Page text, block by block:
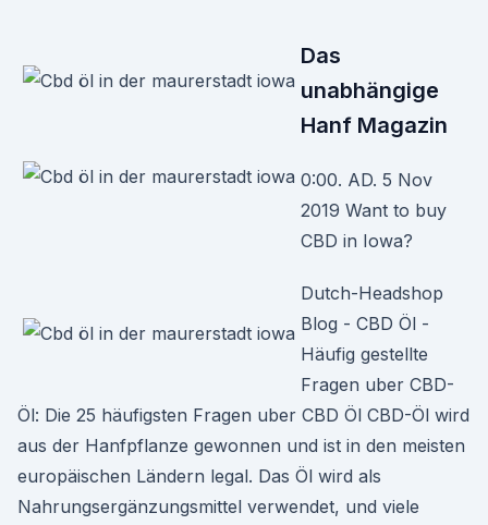
Das
unabhängige
Hanf Magazin
0:00. AD. 5 Nov
2019 Want to buy
CBD in Iowa?
Dutch-Headshop
Blog - CBD Öl -
Häufig gestellte
Fragen uber CBD-
Öl: Die 25 häufigsten Fragen uber CBD Öl CBD-Öl wird
aus der Hanfpflanze gewonnen und ist in den meisten
europäischen Ländern legal. Das Öl wird als
Nahrungsergänzungsmittel verwendet, und viele